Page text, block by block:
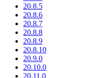
20.8.5
20.8.6
20.8.7
20.8.8
20.8.9
20.8.10
20.9.0
20.10.0
20.11.0